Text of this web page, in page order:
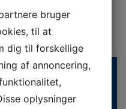
bruger
til at
dig til forskellige
af annoncering,
oplysninger